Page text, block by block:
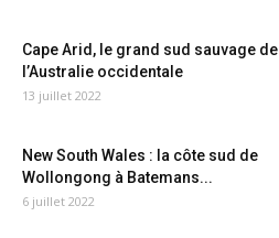
Cape Arid, le grand sud sauvage de
l’Australie occidentale
13 juillet 2022
New South Wales : la côte sud de
Wollongong à Batemans...
6 juillet 2022